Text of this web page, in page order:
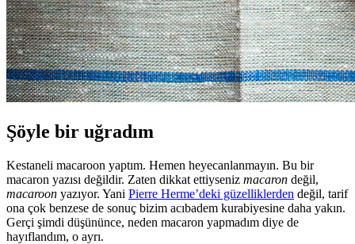
Şöyle bir uğradım
Kestaneli macaroon yaptım. Hemen heyecanlanmayın. Bu bir
macaron yazısı değildir. Zaten dikkat ettiyseniz macaron değil,
macaroon yazıyor. Yani Pierre Herme’deki güzelliklerden değil, tarif
ona çok benzese de sonuç bizim acıbadem kurabiyesine daha yakın.
Gerçi şimdi düşününce, neden macaron yapmadım diye de
hayıflandım, o ayrı.